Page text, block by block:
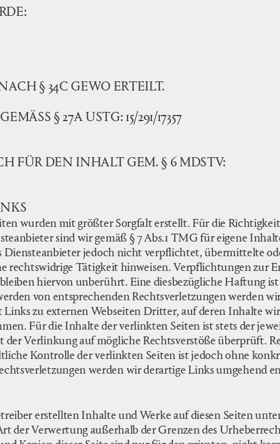
§ 34C GEWO ERTEILT.
§ 27A USTG: 15/291/17357
FÜR DEN INHALT GEM. § 6 MDSTV:
wurden mit größter Sorgfalt erstellt. Für die
sind wir gemäß § 7 Abs.1 TMG für eigene
Diensteanbieter jedoch nicht verpflichtet, übermittelte
rechtswidrige Tätigkeit hinweisen. Verpflichtungen
hiervon unberührt. Eine diesbezügliche Haftung
von entsprechenden Rechtsverletzungen werden
zu externen Webseiten Dritter, auf deren Inhalte
Für die Inhalte der verlinkten Seiten ist stets der
Verlinkung auf mögliche Rechtsverstöße überprüft.
Kontrolle der verlinkten Seiten ist jedoch ohne
werden wir derartige Links umgehend
erstellten Inhalte und Werke auf diesen Seiten
der Verwertung außerhalb der Grenzen des